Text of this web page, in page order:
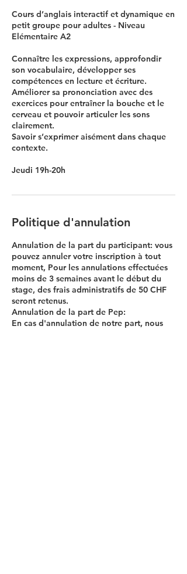
Cours d’anglais interactif et dynamique en
petit groupe pour adultes - Niveau
Elémentaire A2
Connaître les expressions, approfondir
son vocabulaire, développer ses
compétences en lecture et écriture.
Améliorer sa prononciation avec des
exercices pour entraîner la bouche et le
cerveau et pouvoir articuler les sons
clairement.
Savoir s’exprimer aisément dans chaque
contexte.
Jeudi 19h-20h
Politique d'annulation
Annulation de la part du participant: vous
pouvez annuler votre inscription à tout
moment, Pour les annulations effectuées
moins de 3 semaines avant le début du
stage, des frais administratifs de 50 CHF
seront retenus.
Annulation de la part de Pep:
En cas d'annulation de notre part, nous